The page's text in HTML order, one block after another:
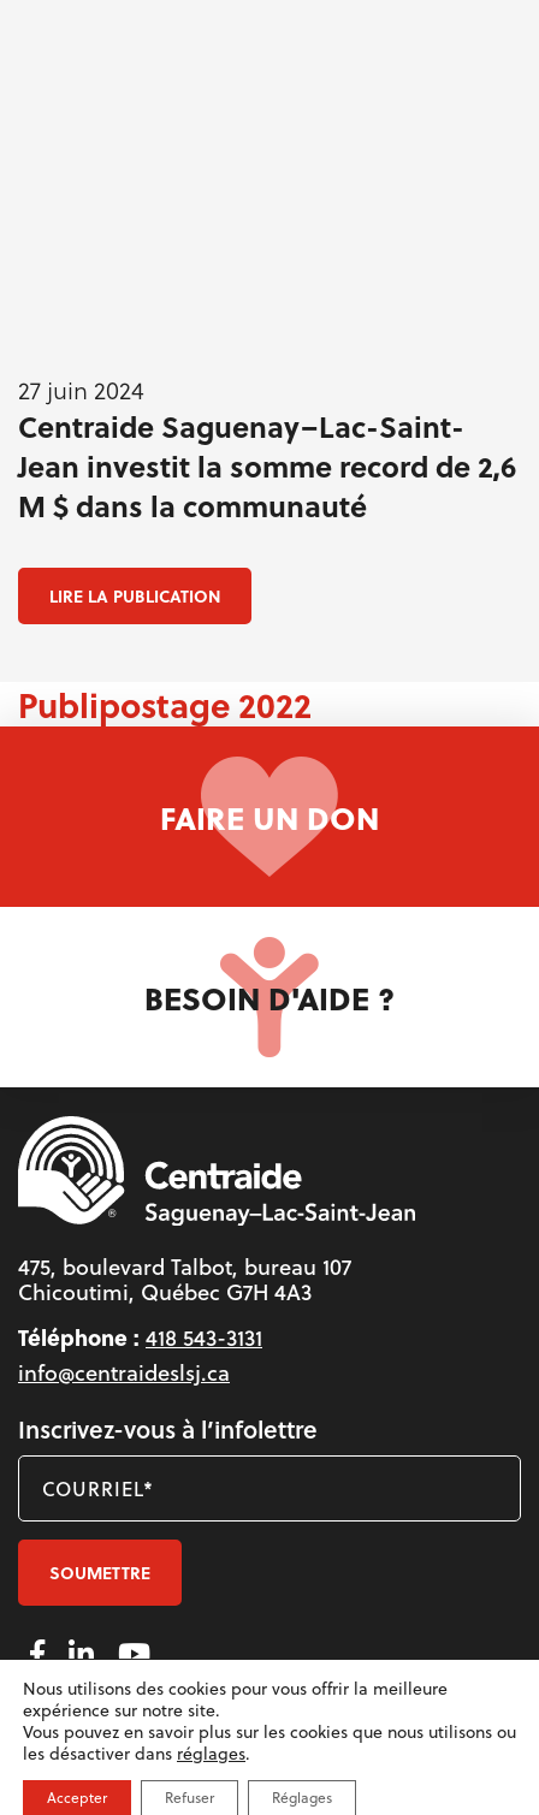
27 juin 2024
Centraide Saguenay–Lac-Saint-
Jean investit la somme record de 2,6
M $ dans la communauté
LIRE LA PUBLICATION
Publipostage 2022
FAIRE UN DON
BESOIN D'AIDE ?
475, boulevard Talbot, bureau 107
Chicoutimi, Québec G7H 4A3
Téléphone : 418 543-3131
info@centraideslsj.ca
Inscrivez-vous à l’infolettre
COURRIEL*
© Centraide Saguenay-Lac-Saint-Jean 2026
Conception: La Web Shop
Nous utilisons des cookies pour vous offrir la meilleure
expérience sur notre site.
Vous pouvez en savoir plus sur les cookies que nous utilisons ou
les désactiver dans réglages.
Accepter Refuser Réglages